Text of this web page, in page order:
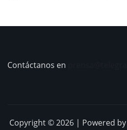
Contáctanos en
Copyright © 2026 | Powered by